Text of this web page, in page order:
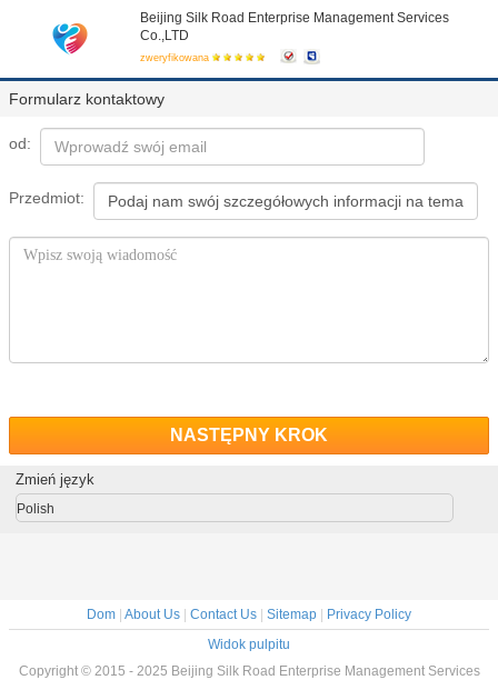
Beijing Silk Road Enterprise Management Services
Co.,LTD
zweryfikowana
Formularz kontaktowy
od:
Przedmiot:
NASTĘPNY KROK
Zmień język
Polish
Dom About Us Contact Us Sitemap
Privacy Policy
Widok pulpitu
Copyright © 2015 - 2025 Beijing Silk Road Enterprise Management Services